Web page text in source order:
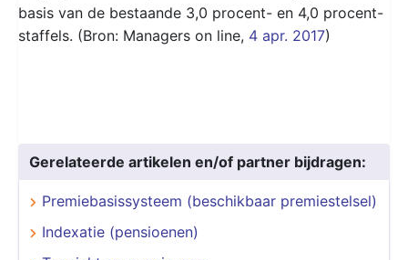
basis van de bestaande 3,0 procent- en 4,0 procent-
staffels. (Bron: Managers on line, 4 apr. 2017)
Gerelateerde artikelen en/of partner bijdragen:
Premiebasissysteem (beschikbaar premiestelsel)
Indexatie (pensioenen)